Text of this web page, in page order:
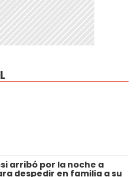
arribó por la noche a
despedir en familia a su